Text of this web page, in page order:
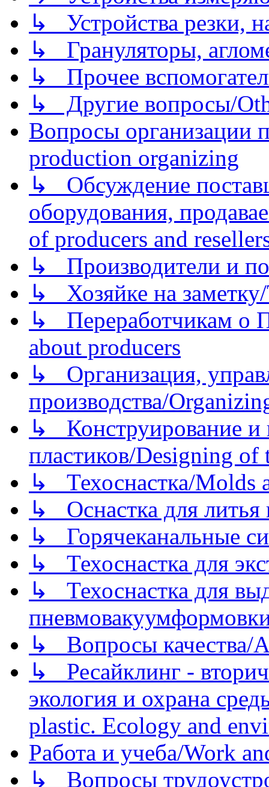
↳ Устройства резки,
↳ Грануляторы,
↳ Прочее
↳ Другие вопросы/
Вопросы организации
production organizing
↳ Обсуждение
оборудования,
of producers and
↳ Производители и
↳ Хозяйке на
↳ Переработчикам о
about producers
↳ Организация,
производства/
↳ Конструирование и
пластиков/Designing of
↳ Техоснастка/Molds
↳ Оснастка для литья
↳ Горячеканальные
↳ Техоснастка для
↳ Техоснастка для
↳ Вопросы качества/
↳ Ресайклинг -
экология и охрана
plastic. Ecology and
Работа и учеба/Work
↳ Вопросы